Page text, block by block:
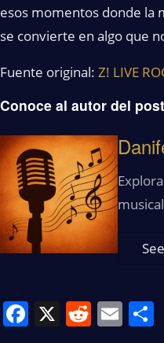
esos momentos donde la
se convierte en algo que
Fuente original: Z! LIVE
Conoce al autor del post
Facebook
X Reddit